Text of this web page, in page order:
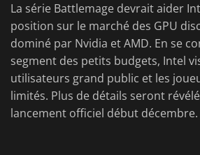
La série Battlemage devrait aider
position sur le marché des GPU
dominé par Nvidia et AMD. En se
segment des petits budgets, Intel
utilisateurs grand public et les
limités. Plus de détails seront
lancement officiel début décembre.